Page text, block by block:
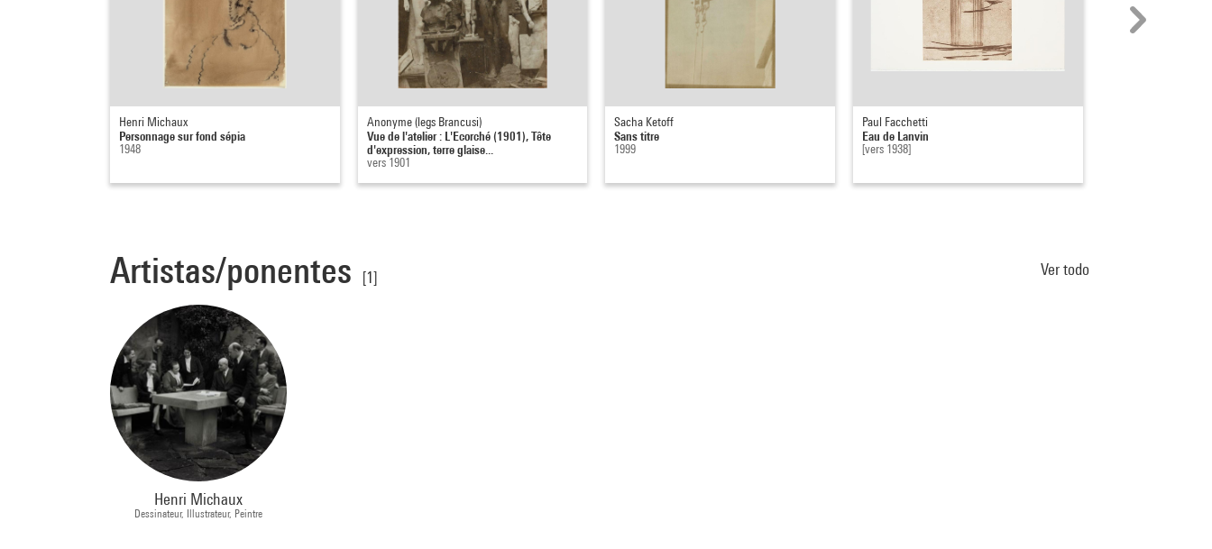
Henri Michaux
Personnage sur fond sépia
1948
Anonyme (legs Brancusi)
Vue de l'atelier : L'Ecorché (1901), Tête
d'expression, terre glaise...
vers 1901
Sacha Ketoff
Sans titre
1999
Paul Facchetti
Eau de Lanvin
[vers 1938]
Artistas/ponentes [1] Ver todo
Henri Michaux
Dessinateur, Illustrateur, Peintre